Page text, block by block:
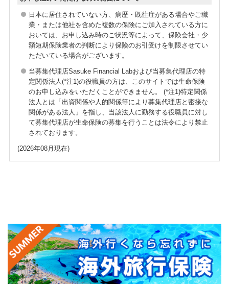
日本に居住されていない方、病歴・既往症がある場合やご職
業・または他社を含めた複数の保険にご加入されている方に
おいては、お申し込み時のご状況等によって、保険会社・少
額短期保険業者の判断により保険のお引受けを制限させてい
ただいている場合がございます。
当募集代理店Sasuke Financial Labおよび当募集代理店の特
定関係法人(*注1)の役職員の方は、このサイトでは生命保険
のお申し込みをいただくことができません。 (*注1)特定関係
法人とは「出資関係や人的関係等により募集代理店と密接な
関係がある法人」を指し、当該法人に勤務する役職員に対し
て募集代理店が生命保険の募集を行うことは法令により禁止
されております。
(2026年08月現在)